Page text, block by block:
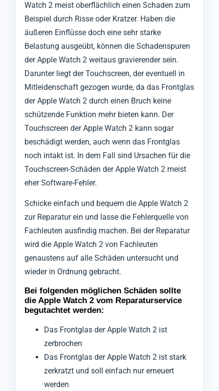
Watch 2 meist oberflächlich einen Schaden zum
Beispiel durch Risse oder Kratzer. Haben die
äußeren Einflüsse doch eine sehr starke
Belastung ausgeübt, können die Schadenspuren
der Apple Watch 2 weitaus gravierender sein.
Darunter liegt der Touchscreen, der eventuell in
Mitleidenschaft gezogen wurde, da das Frontglas
der Apple Watch 2 durch einen Bruch keine
schützende Funktion mehr bieten kann. Der
Touchscreen der Apple Watch 2 kann sogar
beschädigt werden, auch wenn das Frontglas
noch intakt ist. In dem Fall sind Ursachen für die
Touchscreen-Schäden der Apple Watch 2 meist
eher Software-Fehler.
Schicke einfach und bequem die Apple Watch 2
zur Reparatur ein und lasse die Fehlerquelle von
Fachleuten ausfindig machen. Bei der Reparatur
wird die Apple Watch 2 von Fachleuten
genaustens auf alle Schäden untersucht und
wieder in Ordnung gebracht.
Bei folgenden möglichen Schäden sollte
die Apple Watch 2 vom Reparaturservice
begutachtet werden:
Das Frontglas der Apple Watch 2 ist
zerbrochen
Das Frontglas der Apple Watch 2 ist stark
zerkratzt und soll einfach nur erneuert
werden